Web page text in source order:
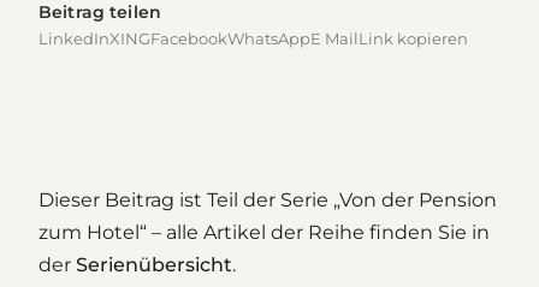
Beitrag teilen
LinkedInXINGFacebookWhatsAppE MailLink kopieren
Dieser Beitrag ist Teil der Serie „Von der Pension
zum Hotel“ – alle Artikel der Reihe finden Sie in
der Serienübersicht.